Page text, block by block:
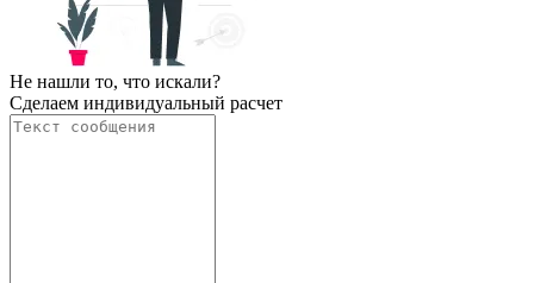
Не нашли то, что искали?
Сделаем индивидуальный расчет